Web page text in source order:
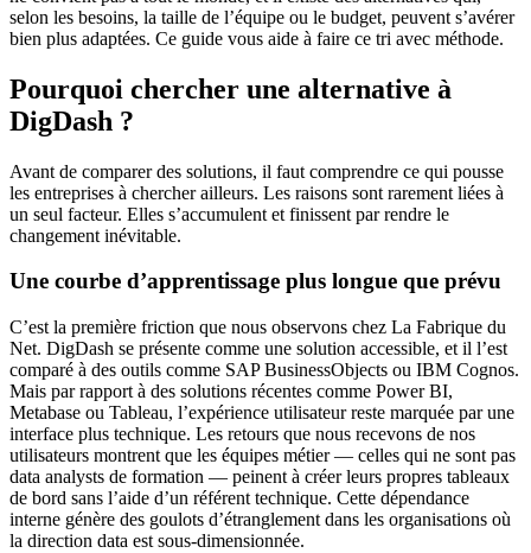
selon les besoins, la taille de l’équipe ou le budget, peuvent s’avérer
bien plus adaptées. Ce guide vous aide à faire ce tri avec méthode.
Pourquoi chercher une alternative à
DigDash ?
Avant de comparer des solutions, il faut comprendre ce qui pousse
les entreprises à chercher ailleurs. Les raisons sont rarement liées à
un seul facteur. Elles s’accumulent et finissent par rendre le
changement inévitable.
Une courbe d’apprentissage plus longue que prévu
C’est la première friction que nous observons chez La Fabrique du
Net. DigDash se présente comme une solution accessible, et il l’est
comparé à des outils comme SAP BusinessObjects ou IBM Cognos.
Mais par rapport à des solutions récentes comme Power BI,
Metabase ou Tableau, l’expérience utilisateur reste marquée par une
interface plus technique. Les retours que nous recevons de nos
utilisateurs montrent que les équipes métier — celles qui ne sont pas
data analysts de formation — peinent à créer leurs propres tableaux
de bord sans l’aide d’un référent technique. Cette dépendance
interne génère des goulots d’étranglement dans les organisations où
la direction data est sous-dimensionnée.